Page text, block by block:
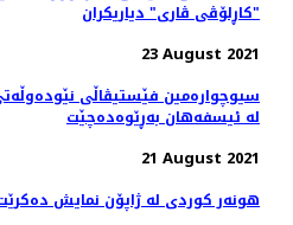
"کاڕلۆڤی ڤاری" دیاریکران
23 August 2021
سیوچوارەمین فێستیڤاڵی
لە ئیسفەهان بەڕێوەدەچێت
21 August 2021
هونەر کوردی لە ژاپۆن نمایش